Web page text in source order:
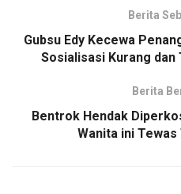
Berita
Gubsu Edy Kecewa
Sosialisasi Kurang
Berita
Bentrok Hendak
Wanita ini